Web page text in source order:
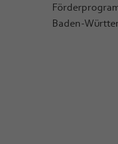
Baden-